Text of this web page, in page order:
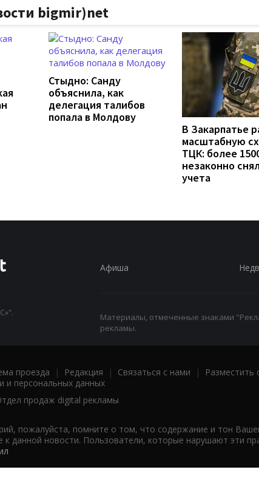
bigmir)net
Стыдно: Санду
объяснила, как
делегация талибов
попала в Молдову
В Закарпатье
масштабную
ТЦК: более
незаконно
учета
Афиша
Материалы, отмеченные знаками
рекламы.
проезда | Редакция | Связаться с нами | Разместить
и персональных данных
продаж digital рекламы
пожалуйста, помните о том, что содержание и тон
данной новости. Пользователи, которые нарушают эти